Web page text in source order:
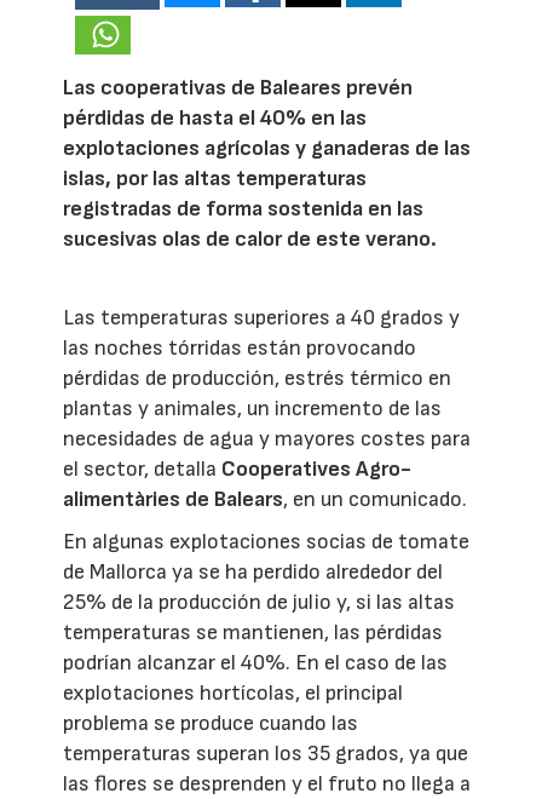
Las cooperativas de Baleares prevén
pérdidas de hasta el 40% en las
explotaciones agrícolas y ganaderas de las
islas, por las altas temperaturas
registradas de forma sostenida en las
sucesivas olas de calor de este verano.
Las temperaturas superiores a 40 grados y
las noches tórridas están provocando
pérdidas de producción, estrés térmico en
plantas y animales, un incremento de las
necesidades de agua y mayores costes para
el sector, detalla Cooperatives Agro-
alimentàries de Balears, en un comunicado.
En algunas explotaciones socias de tomate
de Mallorca ya se ha perdido alrededor del
25% de la producción de julio y, si las altas
temperaturas se mantienen, las pérdidas
podrían alcanzar el 40%. En el caso de las
explotaciones hortícolas, el principal
problema se produce cuando las
temperaturas superan los 35 grados, ya que
las flores se desprenden y el fruto no llega a